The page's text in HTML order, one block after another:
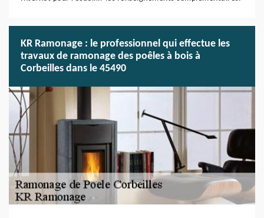
KR Ramonage : le professionnel qui effectue les
travaux de ramonage des poêles à bois à
Corbeilles dans le 45490